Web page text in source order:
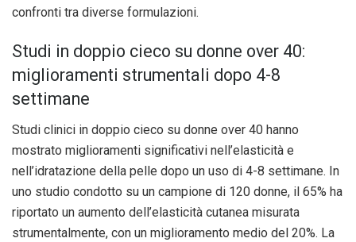
confronti tra diverse formulazioni.
Studi in doppio cieco su donne over 40:
miglioramenti strumentali dopo 4-8
settimane
Studi clinici in doppio cieco su donne over 40 hanno
mostrato miglioramenti significativi nell’elasticità e
nell’idratazione della pelle dopo un uso di 4-8 settimane. In
uno studio condotto su un campione di 120 donne, il 65% ha
riportato un aumento dell’elasticità cutanea misurata
strumentalmente, con un miglioramento medio del 20%. La